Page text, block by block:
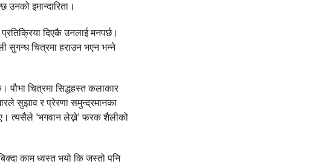
इमान्दारिता।
दिएकै उनलाई मनपर्छ।
सुगन्ध चित्रमा हराउन भएन भन्ने
पौभा चित्रमा सिद्धहस्त कलाकार
सुझाव र प्रेरणा समुन्द्रमानका
त्‍यसैले 'भगवान लेख्ने' फरक शैलीको
काम ध्वस्त भयो कि जस्तो पनि